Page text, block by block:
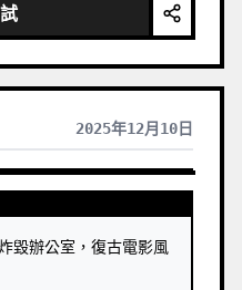
2025年12月10日
辦公室，復古電影風